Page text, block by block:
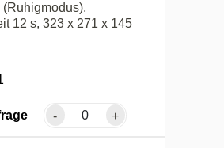
12 s, 323 x 271 x 145
- +